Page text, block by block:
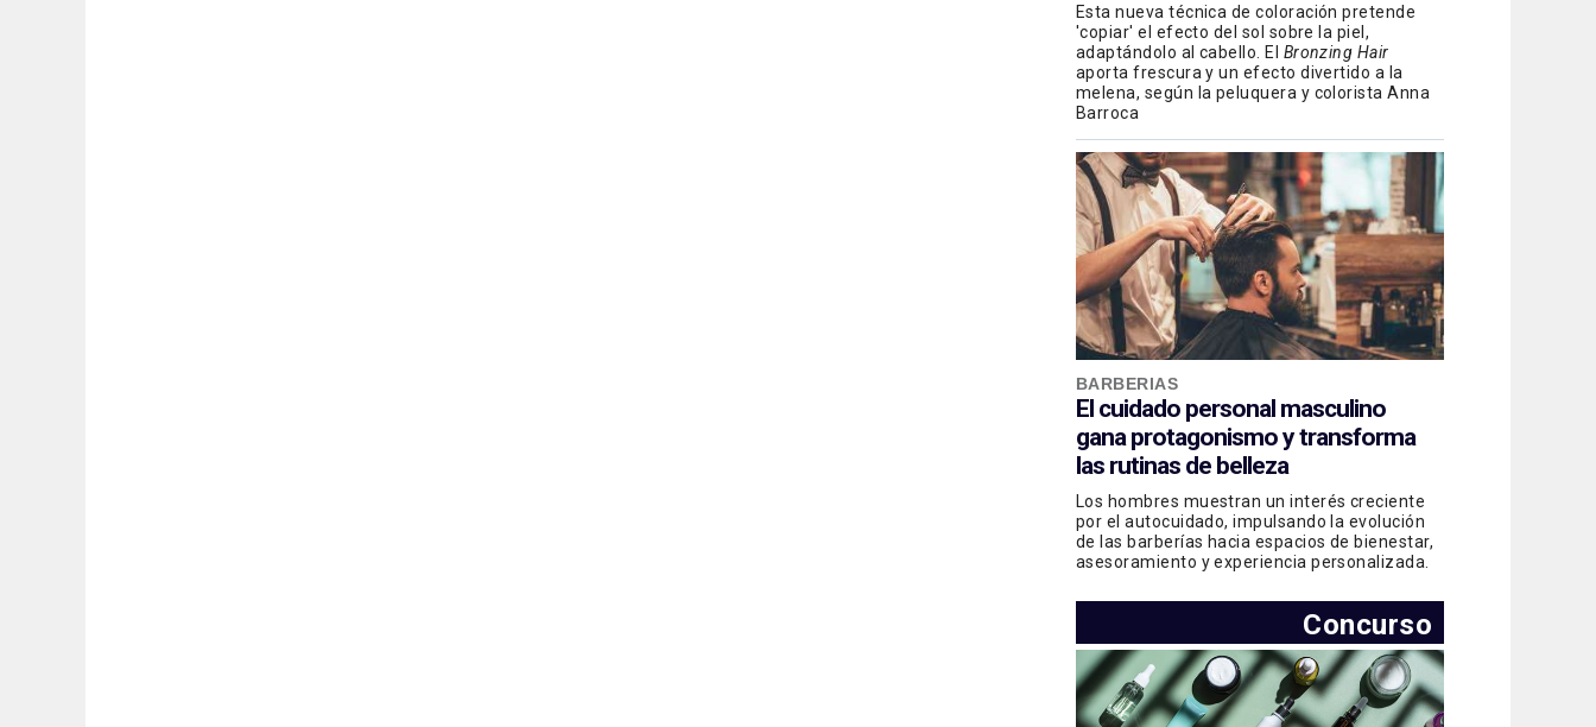
Esta nueva técnica de coloración pretende
'copiar' el efecto del sol sobre la piel,
adaptándolo al cabello. El Bronzing Hair
aporta frescura y un efecto divertido a la
melena, según la peluquera y colorista Anna
Barroca
BARBERIAS
El cuidado personal masculino
gana protagonismo y transforma
las rutinas de belleza
Los hombres muestran un interés creciente
por el autocuidado, impulsando la evolución
de las barberías hacia espacios de bienestar,
asesoramiento y experiencia personalizada.
Concurso